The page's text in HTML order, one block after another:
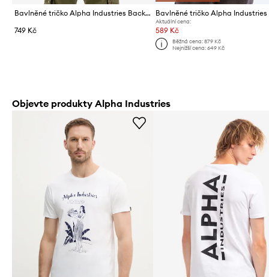
Bavlněné tričko Alpha Industries Backprint
749 Kč
Aktuální cena:
589 Kč
Běžná cena: 879 Kč
Nejnižší cena: 649 Kč
Objevte produkty Alpha Industries